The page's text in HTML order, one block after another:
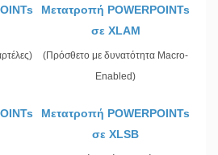
Μετατροπή POWERPOINTs
σε XLAM
(Πρόσθετο με δυνατότητα Macro-
Enabled)
Μετατροπή POWERPOINTs
σε XLSB